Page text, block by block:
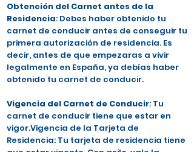
Obtención del Carnet antes de la
Residencia: Debes haber obtenido tu
carnet de conducir antes de conseguir tu
primera autorización de residencia. Es
decir, antes de que empezaras a vivir
legalmente en España, ya debías haber
obtenido tu carnet de conducir.
Vigencia del Carnet de Conducir: Tu
carnet de conducir tiene que estar en
vigor.Vigencia de la Tarjeta de
Residencia: Tu tarjeta de residencia tiene